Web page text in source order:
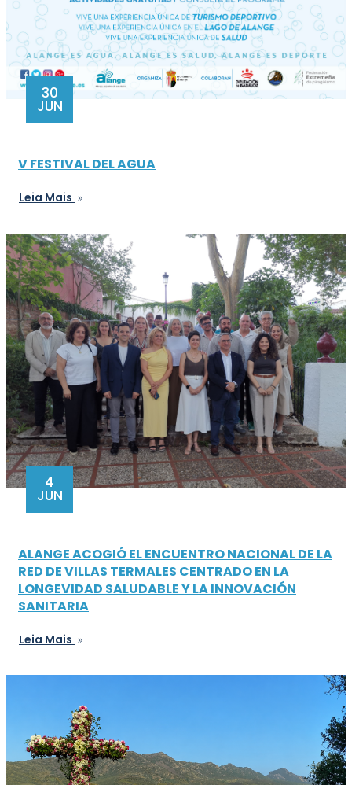
30
JUN
V FESTIVAL DEL AGUA
Leia Mais
4
JUN
ALANGE ACOGIÓ EL ENCUENTRO NACIONAL DE LA
RED DE VILLAS TERMALES CENTRADO EN LA
LONGEVIDAD SALUDABLE Y LA INNOVACIÓN
SANITARIA
Leia Mais